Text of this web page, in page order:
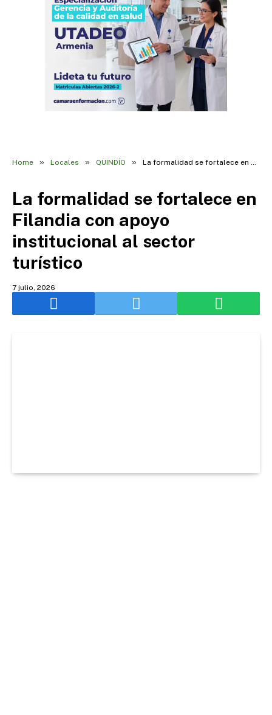
Home » Locales » QUINDÍO » La formalidad se fortalece en Filandia con apoyo institucional al sector turístico
La formalidad se fortalece en
Filandia con apoyo
institucional al sector
turístico
7 julio, 2026